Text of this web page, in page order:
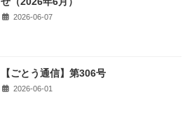
2026-06-07
【ごとう通信】第306号
2026-06-01